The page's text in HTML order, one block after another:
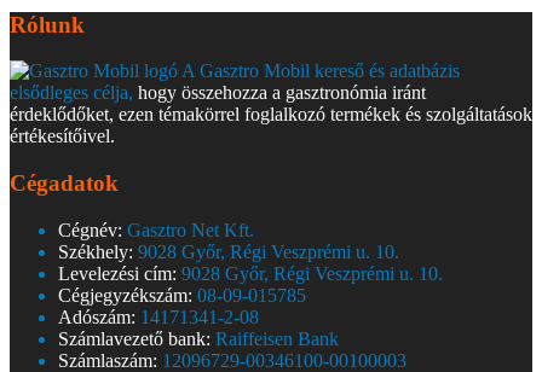
Rólunk
A Gasztro Mobil kereső és adatbázis
elsődleges célja, hogy összehozza a gasztronómia iránt
érdeklődőket, ezen témakörrel foglalkozó termékek és szolgáltatások
értékesítőivel.
Cégadatok
Cégnév: Gasztro Net Kft.
Székhely: 9028 Győr, Régi Veszprémi u. 10.
Levelezési cím: 9028 Győr, Régi Veszprémi u. 10.
Cégjegyzékszám: 08-09-015785
Adószám: 14171341-2-08
Számlavezető bank: Raiffeisen Bank
Számlaszám: 12096729-00346100-00100003